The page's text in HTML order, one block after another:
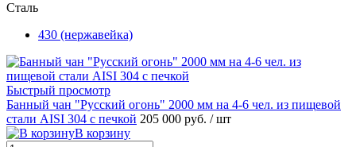
Сталь
430 (нержавейка)
Быстрый просмотр
Банный чан "Русский огонь" 2000 мм на 4-6 чел. из пищевой
стали AISI 304 с печкой 205 000 руб. / шт
В корзину